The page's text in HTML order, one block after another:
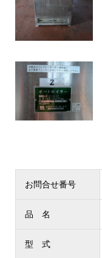
お問合せ番号
品 名
型 式